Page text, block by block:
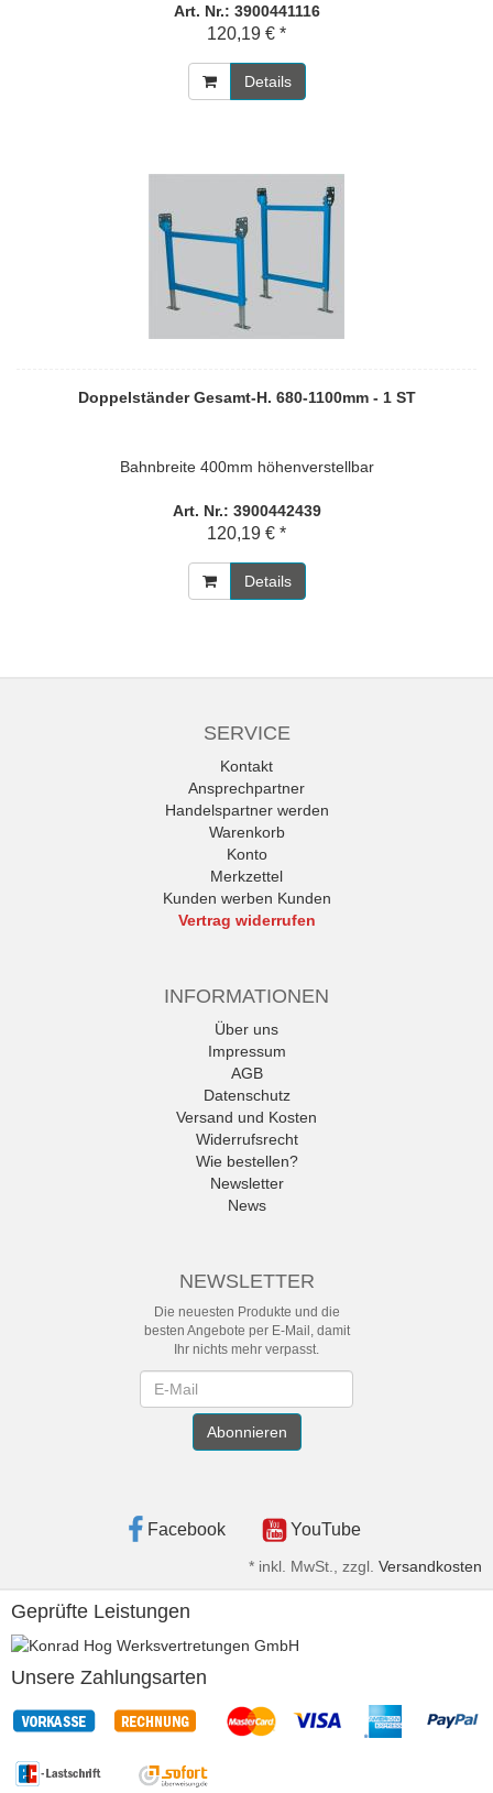
Art. Nr.: 3900441116
120,19 € *
Details
Doppelständer Gesamt-H. 680-1100mm - 1 ST
Bahnbreite 400mm höhenverstellbar
Art. Nr.: 3900442439
120,19 € *
Details
SERVICE
Kontakt
Ansprechpartner
Handelspartner werden
Warenkorb
Konto
Merkzettel
Kunden werben Kunden
Vertrag widerrufen
INFORMATIONEN
Über uns
Impressum
AGB
Datenschutz
Versand und Kosten
Widerrufsrecht
Wie bestellen?
Newsletter
News
NEWSLETTER
Die neuesten Produkte und die
besten Angebote per E-Mail, damit
Ihr nichts mehr verpasst.
Abonnieren
Facebook YouTube
* inkl. MwSt., zzgl. Versandkosten
Geprüfte Leistungen
Unsere Zahlungsarten